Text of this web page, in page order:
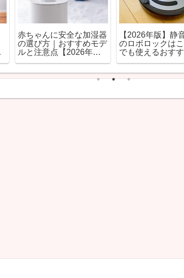
【2026年最新】一人暮
らしにおすすめ除湿機10
選｜静音・部屋干し対応
【2026年版】ロ
掃除機の水拭き
メリット・デメリ